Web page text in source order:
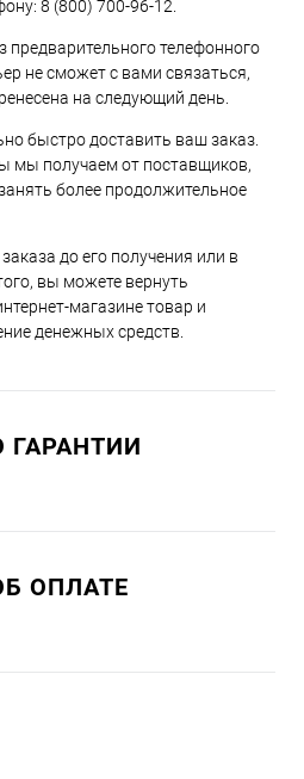
8 (800) 700-96-12.
предварительного телефонного
не сможет с вами связаться,
на следующий день.
быстро доставить ваш заказ.
мы получаем от поставщиков,
более продолжительное
до его получения или в
вы можете вернуть
магазине товар и
денежных средств.
ОПЛАТЕ